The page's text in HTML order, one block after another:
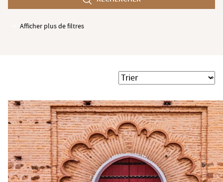
Afficher plus de filtres
Garages / Parking
Terrasse
Jardin
Trier